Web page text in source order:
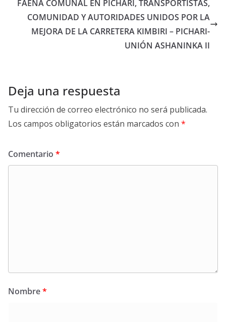
FAENA COMUNAL EN PICHARI, TRANSPORTISTAS,
COMUNIDAD Y AUTORIDADES UNIDOS POR LA
MEJORA DE LA CARRETERA KIMBIRI – PICHARI-
UNIÓN ASHANINKA II
Deja una respuesta
Tu dirección de correo electrónico no será publicada.
Los campos obligatorios están marcados con *
Comentario *
Nombre*